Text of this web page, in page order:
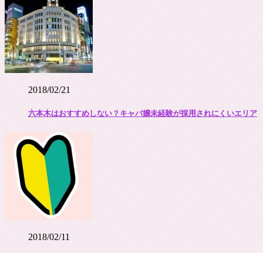
2018/02/21
六本木はおすすめしない？キャバ嬢未経験が採用されにくいエリア
2018/02/11